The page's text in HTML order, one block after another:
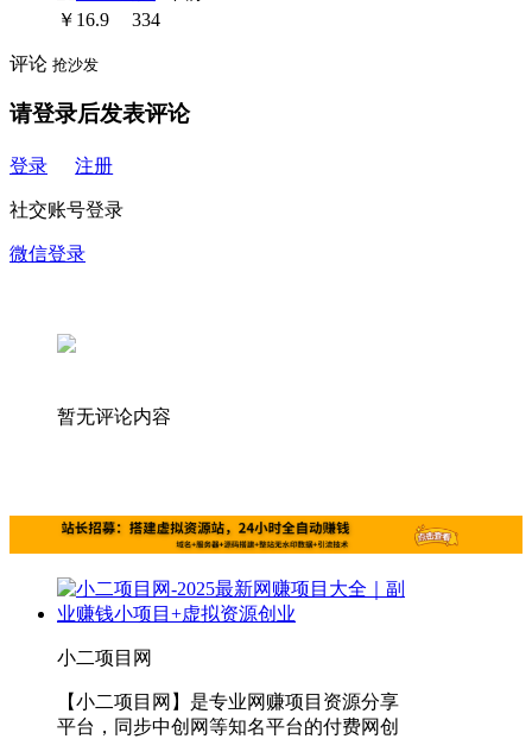
￥ 16.9 334
评论 抢沙发
请登录后发表评论
登录 注册
社交账号登录
微信登录
暂无评论内容
小二项目网
【小二项目网】是专业网赚项目资源分享
平台，同步中创网等知名平台的付费网创